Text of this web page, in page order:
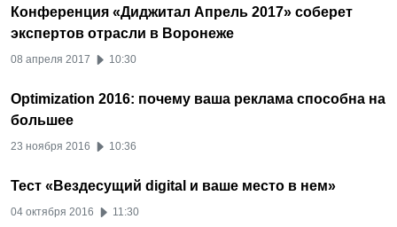
Конференция «Диджитал Апрель 2017» соберет
экспертов отрасли в Воронеже
08 апреля 2017 10:30
Optimization 2016: почему ваша реклама способна на
большее
23 ноября 2016 10:36
Тест «Вездесущий digital и ваше место в нем»
04 октября 2016 11:30